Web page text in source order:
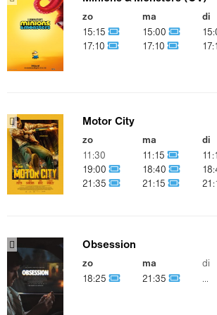
zo
15:15
17:10
ma
15:00
17:10
di
Motor City
zo
11:30
19:00
21:35
ma
11:15
18:40
21:15
di
Obsession
zo
18:25
ma
21:35
di
...